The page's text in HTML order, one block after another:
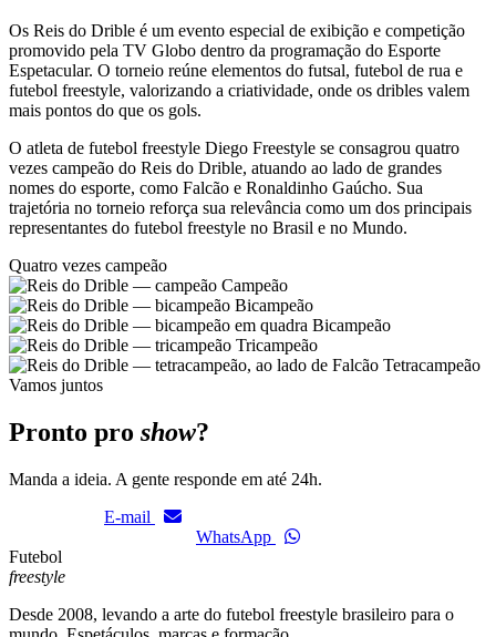
Os Reis do Drible é um evento especial de exibição e competição
promovido pela TV Globo dentro da programação do Esporte
Espetacular. O torneio reúne elementos do futsal, futebol de rua e
futebol freestyle, valorizando a criatividade, onde os dribles valem
mais pontos do que os gols.
O atleta de futebol freestyle Diego Freestyle se consagrou quatro
vezes campeão do Reis do Drible, atuando ao lado de grandes
nomes do esporte, como Falcão e Ronaldinho Gaúcho. Sua
trajetória no torneio reforça sua relevância como um dos principais
representantes do futebol freestyle no Brasil e no Mundo.
Quatro vezes campeão
Campeão
Bicampeão
Bicampeão
Tricampeão
Tetracampeão
Vamos juntos
Pronto pro show?
Manda a ideia. A gente responde em até 24h.
E-mail
WhatsApp
Futebol
freestyle
Desde 2008, levando a arte do futebol freestyle brasileiro para o